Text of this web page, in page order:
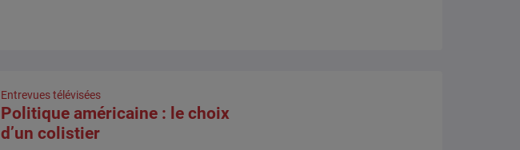
Entrevues télévisées
Politique américaine : le choix
d’un colistier